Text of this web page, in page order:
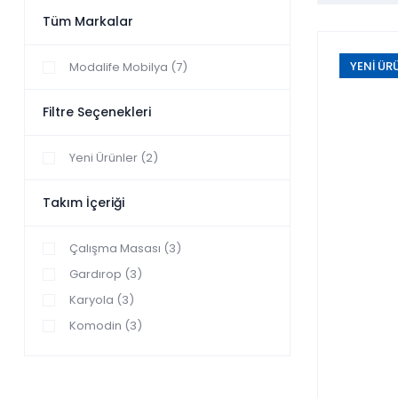
Tüm Markalar
Modalife Mobilya (7)
Filtre Seçenekleri
Yeni Ürünler (2)
Takım İçeriği
Çalışma Masası (3)
Gardırop (3)
Karyola (3)
Komodin (3)
YENİ